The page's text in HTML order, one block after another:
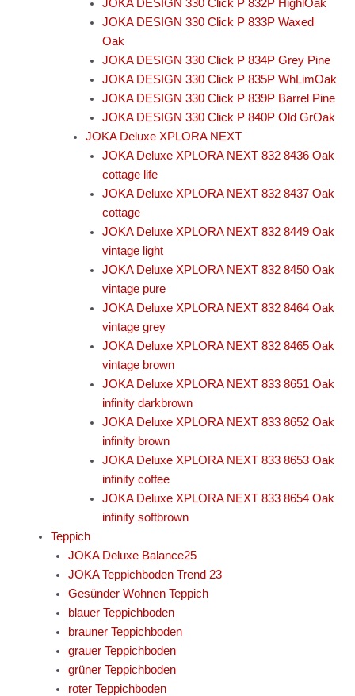
JOKA DESIGN 330 Click P 832P HighlOak
JOKA DESIGN 330 Click P 833P Waxed
Oak
JOKA DESIGN 330 Click P 834P Grey Pine
JOKA DESIGN 330 Click P 835P WhLimOak
JOKA DESIGN 330 Click P 839P Barrel Pine
JOKA DESIGN 330 Click P 840P Old GrOak
JOKA Deluxe XPLORA NEXT
JOKA Deluxe XPLORA NEXT 832 8436 Oak
cottage life
JOKA Deluxe XPLORA NEXT 832 8437 Oak
cottage
JOKA Deluxe XPLORA NEXT 832 8449 Oak
vintage light
JOKA Deluxe XPLORA NEXT 832 8450 Oak
vintage pure
JOKA Deluxe XPLORA NEXT 832 8464 Oak
vintage grey
JOKA Deluxe XPLORA NEXT 832 8465 Oak
vintage brown
JOKA Deluxe XPLORA NEXT 833 8651 Oak
infinity darkbrown
JOKA Deluxe XPLORA NEXT 833 8652 Oak
infinity brown
JOKA Deluxe XPLORA NEXT 833 8653 Oak
infinity coffee
JOKA Deluxe XPLORA NEXT 833 8654 Oak
infinity softbrown
Teppich
JOKA Deluxe Balance25
JOKA Teppichboden Trend 23
Gesünder Wohnen Teppich
blauer Teppichboden
brauner Teppichboden
grauer Teppichboden
grüner Teppichboden
roter Teppichboden